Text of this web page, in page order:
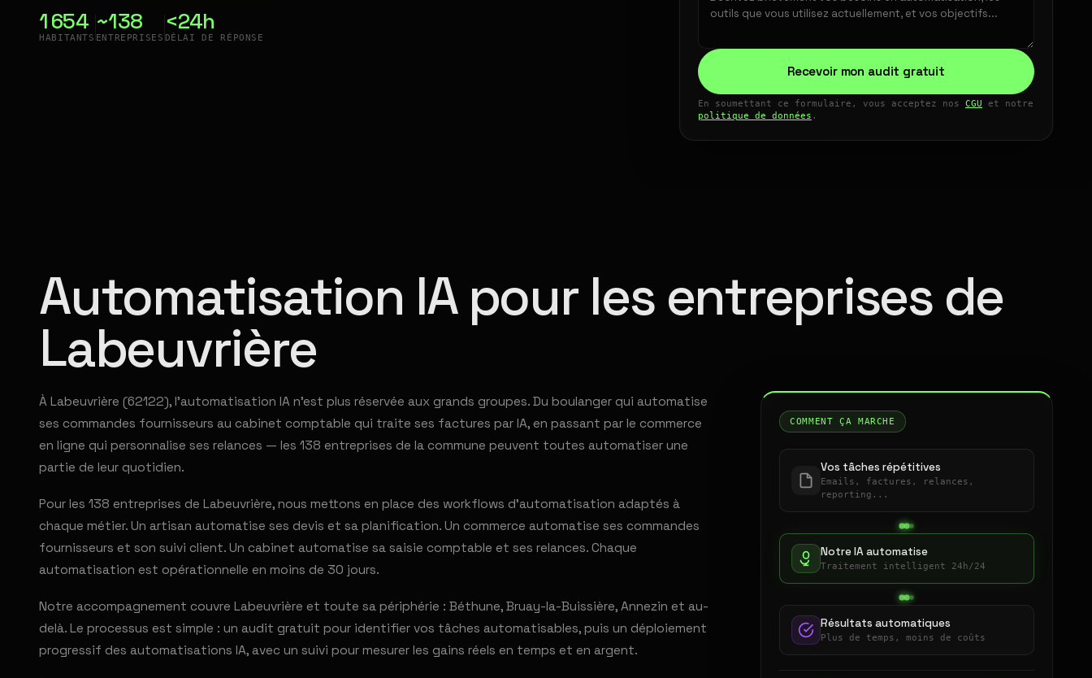
1 654
HABITANTS
~138
ENTREPRISES
<24h
DÉLAI DE RÉPONSE
Recevoir mon audit gratuit
En soumettant ce formulaire, vous acceptez nos CGU et notre
politique de données .
Automatisation IA pour les entreprises de
Labeuvrière
À Labeuvrière (62122), l'automatisation IA n'est plus réservée aux grands groupes. Du boulanger qui automatise
ses commandes fournisseurs au cabinet comptable qui traite ses factures par IA, en passant par le commerce
en ligne qui personnalise ses relances — les 138 entreprises de la commune peuvent toutes automatiser une
partie de leur quotidien.
Pour les 138 entreprises de Labeuvrière, nous mettons en place des workflows d'automatisation adaptés à
chaque métier. Un artisan automatise ses devis et sa planification. Un commerce automatise ses commandes
fournisseurs et son suivi client. Un cabinet automatise sa saisie comptable et ses relances. Chaque
automatisation est opérationnelle en moins de 30 jours.
Notre accompagnement couvre Labeuvrière et toute sa périphérie : Béthune, Bruay-la-Buissière, Annezin et au-
delà. Le processus est simple : un audit gratuit pour identifier vos tâches automatisables, puis un déploiement
progressif des automatisations IA, avec un suivi pour mesurer les gains réels en temps et en argent.
COMMENT ÇA MARCHE
Vos tâches répétitives
Emails, factures, relances,
reporting...
Notre IA automatise
Traitement intelligent 24h/24
Résultats automatiques
Plus de temps, moins de coûts